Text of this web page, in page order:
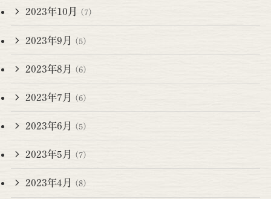
2023年10月 (7)
2023年9月 (5)
2023年8月 (6)
2023年7月 (6)
2023年6月 (5)
2023年5月 (7)
2023年4月 (8)